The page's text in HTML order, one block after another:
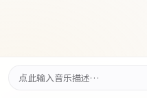
点此输入音乐描述…